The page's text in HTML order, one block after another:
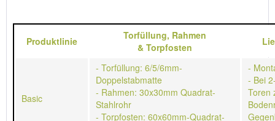
Produktlinie Torfüllung, Rahmen
& Torpfosten
Basic
- Torfüllung: 6/5/6mm-
Doppelstabmatte
- Rahmen: 30x30mm Quadrat-
Stahlrohr
- Torpfosten: 60x60mm-Quadrat-
-
- Bei
Toren